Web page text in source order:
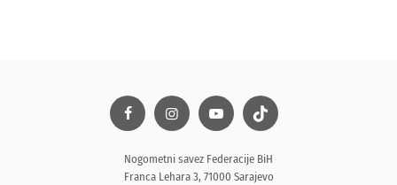
Nogometni savez Federacije BiH
Franca Lehara 3, 71000 Sarajevo